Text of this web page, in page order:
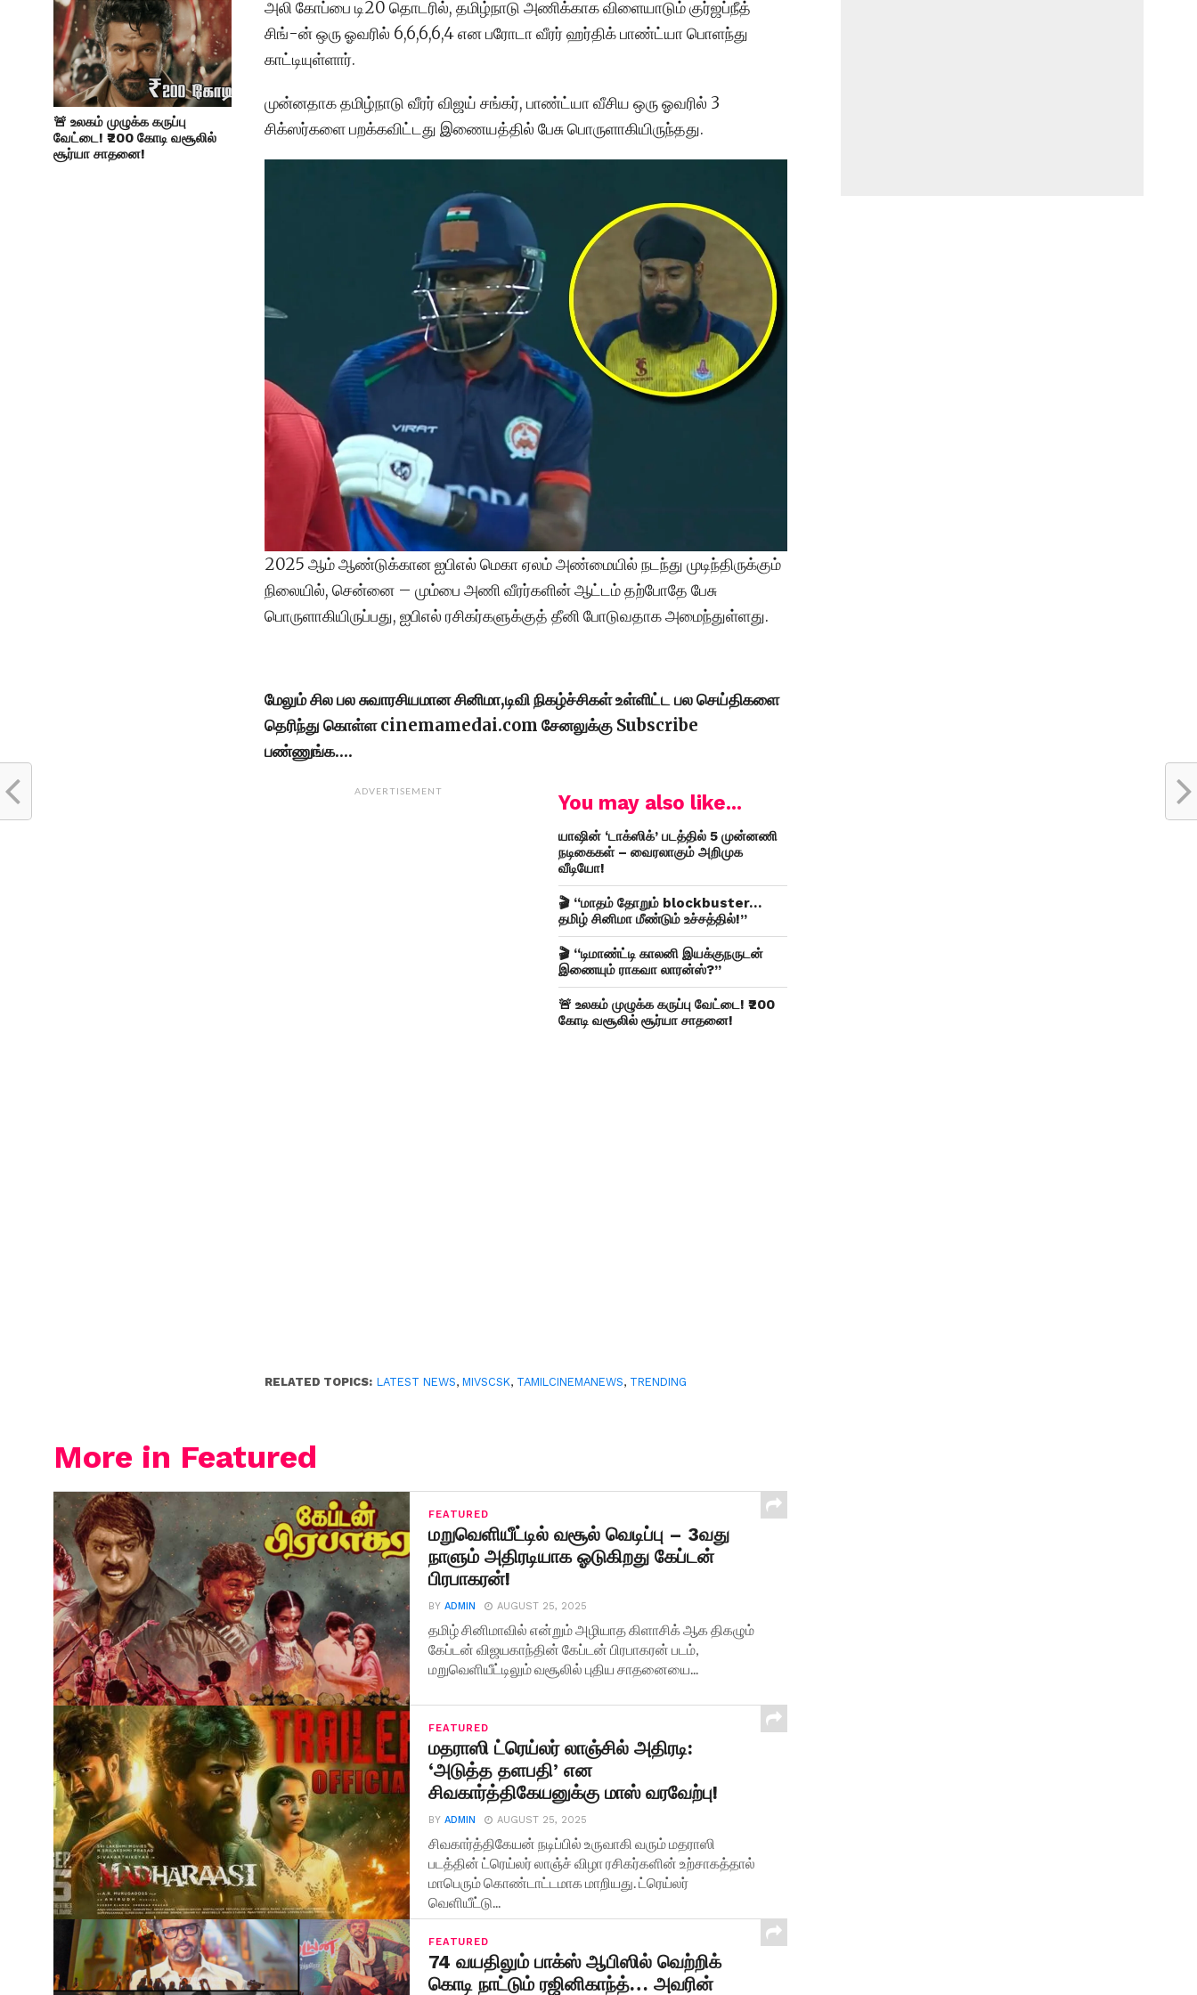
🚨 உலகம் முழுக்க கருப்பு
வேட்டை! ₹200 கோடி வசூலில்
சூர்யா சாதனை!
அலி கோப்பை டி20 தொடரில், தமிழ்நாடு அணிக்காக விளையாடும் குர்ஜப்நீத்
சிங்-ன் ஒரு ஓவரில் 6,6,6,6,4 என பரோடா வீரர் ஹர்திக் பாண்ட்யா பொளந்து
காட்டியுள்ளார்.
முன்னதாக தமிழ்நாடு வீரர் விஜய் சங்கர், பாண்ட்யா வீசிய ஒரு ஓவரில் 3
சிக்ஸர்களை பறக்கவிட்டது இணையத்தில் பேசு பொருளாகியிருந்தது.
2025 ஆம் ஆண்டுக்கான ஐபிஎல் மெகா ஏலம் அண்மையில் நடந்து முடிந்திருக்கும்
நிலையில், சென்னை – மும்பை அணி வீரர்களின் ஆட்டம் தற்போதே பேசு
பொருளாகியிருப்பது, ஐபிஎல் ரசிகர்களுக்குத் தீனி போடுவதாக அமைந்துள்ளது.
மேலும் சில பல சுவாரசியமான சினிமா,டிவி நிகழ்ச்சிகள் உள்ளிட்ட பல செய்திகளை
தெரிந்து கொள்ள cinemamedai.com சேனலுக்கு Subscribe
பண்ணுங்க….
ADVERTISEMENT You may also like...
யாஷின் ‘டாக்ஸிக்’ படத்தில் 5 முன்னணி
நடிகைகள் – வைரலாகும் அறிமுக
வீடியோ!
🎬 “மாதம் தோறும் blockbuster…
தமிழ் சினிமா மீண்டும் உச்சத்தில்!”
🎬 “டிமாண்ட்டி காலனி இயக்குநருடன்
இணையும் ராகவா லாரன்ஸ்?”
🚨 உலகம் முழுக்க கருப்பு வேட்டை! ₹200
கோடி வசூலில் சூர்யா சாதனை!
RELATED TOPICS: LATEST NEWS,MIVSCSK, TAMILCINEMANEWS, TRENDING
More in Featured
FEATURED
மறுவெளியீட்டில் வசூல் வெடிப்பு – 3வது
நாளும் அதிரடியாக ஓடுகிறது கேப்டன்
பிரபாகரன்!
BYADMIN AUGUST 25, 2025
தமிழ் சினிமாவில் என்றும் அழியாத கிளாசிக் ஆக திகழும்
கேப்டன் விஜயகாந்தின் கேப்டன் பிரபாகரன் படம்,
மறுவெளியீட்டிலும் வசூலில் புதிய சாதனையை...
FEATURED
மதராஸி ட்ரெய்லர் லாஞ்சில் அதிரடி:
‘அடுத்த தளபதி’ என
சிவகார்த்திகேயனுக்கு மாஸ் வரவேற்பு!
BYADMIN AUGUST 25, 2025
சிவகார்த்திகேயன் நடிப்பில் உருவாகி வரும் மதராஸி
படத்தின் ட்ரெய்லர் லாஞ்ச் விழா ரசிகர்களின் உற்சாகத்தால்
மாபெரும் கொண்டாட்டமாக மாறியது. ட்ரெய்லர்
வெளியீட்டு...
FEATURED
74 வயதிலும் பாக்ஸ் ஆபிஸில் வெற்றிக்
கொடி நாட்டும் ரஜினிகாந்த்… அவரின்